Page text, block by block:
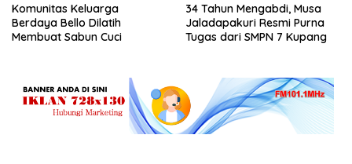
Komunitas Keluarga
Berdaya Bello Dilatih
Membuat Sabun Cuci
34 Tahun Mengabdi, Musa
Jaladapakuri Resmi Purna
Tugas dari SMPN 7 Kupang